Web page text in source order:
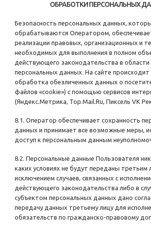
ОБРАБОТКИ ПЕРСОНАЛЬНЫХ
Безопасность персональных данных,
обрабатываются Оператором,
реализации правовых, организационных и
необходимых для выполнения в полном
действующего законодательства в
персональных данных. На сайте происходит
обработка обезличенных данных о
файлов «cookie») с помощью сервисов
(Яндекс.Метрика, Top.Mail.Ru, Пиксель VK
8.1. Оператор обеспечивает сохранность
данных и принимает все возможные меры,
доступ к персональным данным
8.2. Персональные данные Пользователя
каких условиях не будут переданы третьим
исключением случаев, связанных с
действующего законодательства либо в
субъектом персональных данных дано
передачу данных третьему лицу для
обязательств по гражданско-правовому